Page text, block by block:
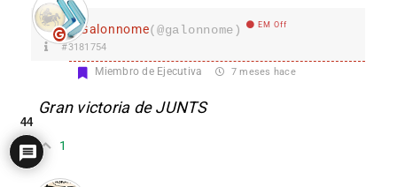
Galonnome(@galonnome) EM Off
#3181754
Miembro de Ejecutiva 7 meses hace
Gran victoria de JUNTS
1
44